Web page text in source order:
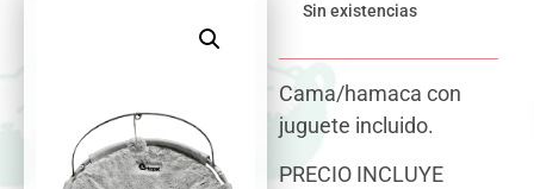
Sin existencias
Cama/hamaca con
juguete incluido.
PRECIO INCLUYE